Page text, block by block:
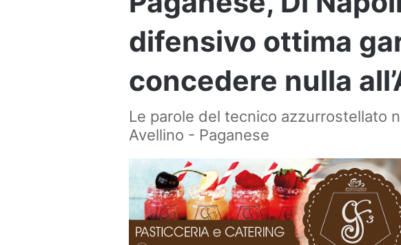
difensivo ottima
concedere nulla
Le parole del tecnico azzurrostellato
Avellino - Paganese